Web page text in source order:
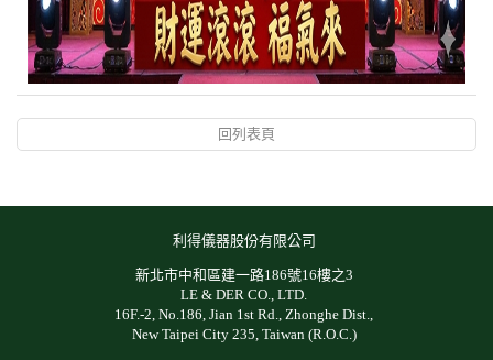
回列表頁
利得儀器股份有限公司
新北市中和區建一路186號16樓之3
LE & DER CO., LTD.
16F.-2, No.186, Jian 1st Rd., Zhonghe Dist.,
New Taipei City 235, Taiwan (R.O.C.)